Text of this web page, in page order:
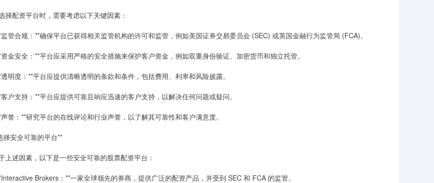
择配资平台时，需要考虑以下关键因素：
管合规：**确保平台已获得相关监管机构的许可和监管，例如美国证券交易委员会 (SEC) 或英国金融行为监管局 (FCA)。
金安全：**平台应采用严格的安全措施来保护客户资金，例如双重身份验证、加密货币和独立托管。
明度：**平台应提供清晰透明的条款和条件，包括费用、利率和风险披露。
户支持：**平台应提供可靠且响应迅速的客户支持，以解决任何问题或疑问。
誉：**研究平台的在线评论和行业声誉，以了解其可靠性和客户满意度。
择安全可靠的平台**
上述因素，以下是一些安全可靠的股票配资平台：
Brokers：**一家全球领先的券商，提供广泛的配资产品，并受到 SEC 和 FCA 的监管。